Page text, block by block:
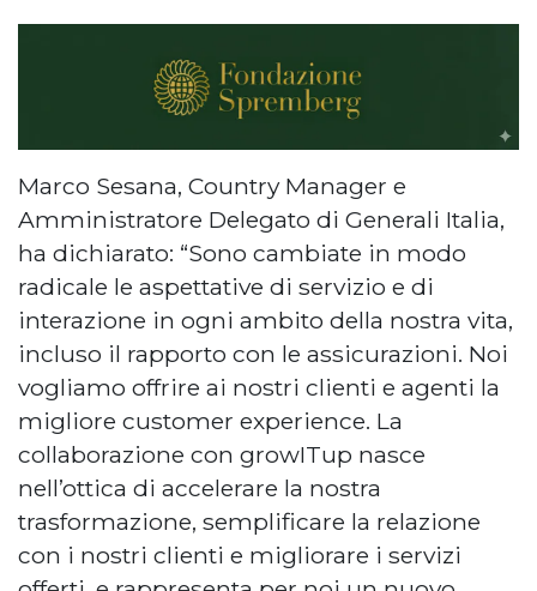
Marco Sesana, Country Manager e
Amministratore Delegato di Generali Italia,
ha dichiarato: “Sono cambiate in modo
radicale le aspettative di servizio e di
interazione in ogni ambito della nostra vita,
incluso il rapporto con le assicurazioni. Noi
vogliamo offrire ai nostri clienti e agenti la
migliore customer experience. La
collaborazione con growITup nasce
nell’ottica di accelerare la nostra
trasformazione, semplificare la relazione
con i nostri clienti e migliorare i servizi